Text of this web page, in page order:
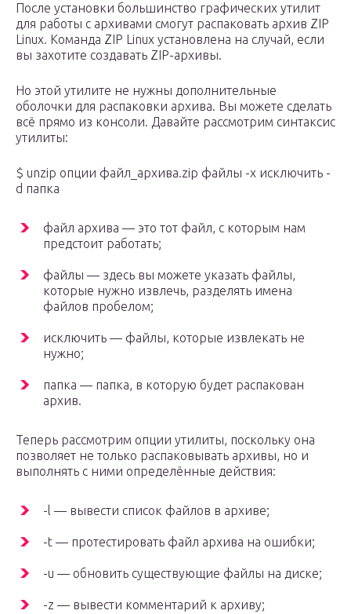
После установки большинство графических утилит
для работы с архивами смогут распаковать архив ZIP
Linux. Команда ZIP Linux установлена на случай, если
вы захотите создавать ZIP-архивы.
Но этой утилите не нужны дополнительные
оболочки для распаковки архива. Вы можете сделать
всё прямо из консоли. Давайте рассмотрим синтаксис
утилиты:
$ unzip опции файл_архива.zip файлы -x исключить -
d папка
файл архива — это тот файл, с которым нам
предстоит работать;
файлы — здесь вы можете указать файлы,
которые нужно извлечь, разделять имена
файлов пробелом;
исключить — файлы, которые извлекать не
нужно;
папка — папка, в которую будет распакован
архив.
Теперь рассмотрим опции утилиты, поскольку она
позволяет не только распаковывать архивы, но и
выполнять с ними определённые действия:
-l — вывести список файлов в архиве;
-t — протестировать файл архива на ошибки;
-u — обновить существующие файлы на диске;
-z — вывести комментарий к архиву;